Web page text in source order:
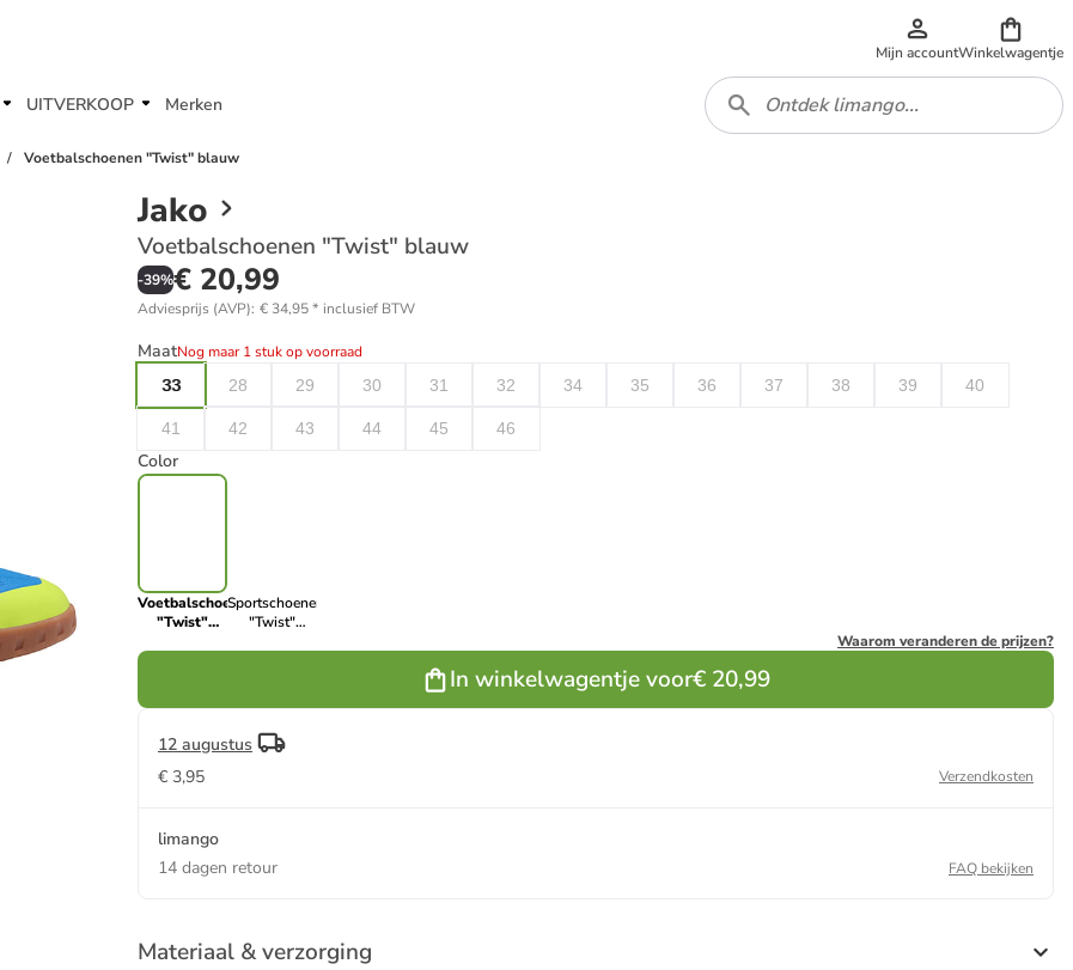
Mijn accountWinkelwagentje
UITVERKOOP Merken
Voetbalschoenen "Twist" blauw
Jako
Voetbalschoenen "Twist" blauw
-39%€ 20,99
Adviesprijs (AVP): € 34,95* inclusief BTW
MaatNog maar 1 stuk op voorraad
33
28 29 30 31 32 34 35 36 37 38 39 40
41 42 43 44 45 46
Color
Voetbalschoenen
"Twist"
Sportschoenen
"Twist"
Waarom veranderen de prijzen?
In winkelwagentje voor€ 20,99
12 augustus
€ 3,95
Verzendkosten
limango
14 dagen retour
FAQ bekijken
Materiaal & verzorging